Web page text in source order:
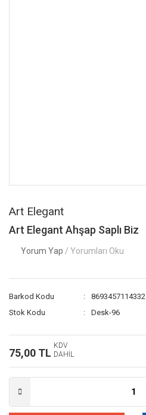
Art Elegant
Art Elegant Ahşap Saplı Biz
Yorum Yap / Yorumları Oku
Barkod Kodu
8693457114332
Stok Kodu
Desk-96
75,00 TL
KDV
DAHİL